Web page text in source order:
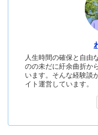
人生時間の確保と自由
のの未だに紆余曲折か
います。そんな経験談
イト運営しています。